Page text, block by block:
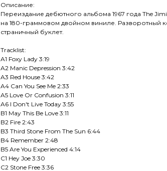
Описание:
Переиздание дебютного альбома 1967 года The Jimi
на 180-граммовом двойном виниле. Разворотный
страничный буклет.
Tracklist:
A1 Foxy Lady 3:19
A2 Manic Depression 3:42
A3 Red House 3:42
A4 Can You See Me 2:33
A5 Love Or Confusion 3:11
A6 I Don't Live Today 3:55
B1 May This Be Love 3:11
B2 Fire 2:43
B3 Third Stone From The Sun 6:44
B4 Remember 2:48
B5 Are You Experienced 4:14
C1 Hey Joe 3:30
C2 Stone Free 3:36